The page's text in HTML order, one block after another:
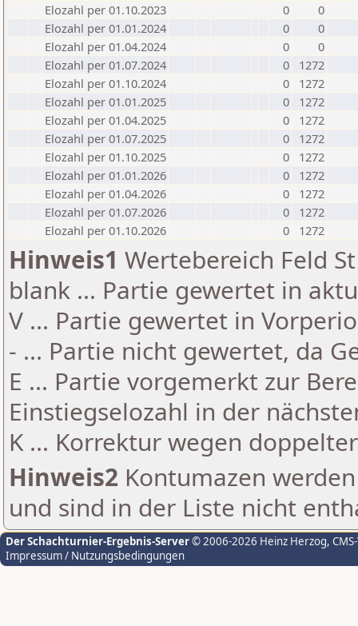
Elozahl per 01.10.2023
0
0
Elozahl per 01.01.2024
0
0
Elozahl per 01.04.2024
0
0
Elozahl per 01.07.2024
0
1272
Elozahl per 01.10.2024
0
1272
Elozahl per 01.01.2025
0
1272
Elozahl per 01.04.2025
0
1272
Elozahl per 01.07.2025
0
1272
Elozahl per 01.10.2025
0
1272
Elozahl per 01.01.2026
0
1272
Elozahl per 01.04.2026
0
1272
Elozahl per 01.07.2026
0
1272
Elozahl per 01.10.2026
0 1272
Hinweis1 Wertebereich Feld
blank ... Partie gewertet in
V ... Partie gewertet in
- ... Partie nicht gewertet, da
E ... Partie vorgemerkt zur
Einstiegselozahl in der
K ... Korrektur wegen
Hinweis2 Kontumazen
und sind in der Liste nicht
Der Schachturnier-Ergebnis-Server© 2006-2026 Heinz Herzog,
Impressum / Nutzungsbedingungen